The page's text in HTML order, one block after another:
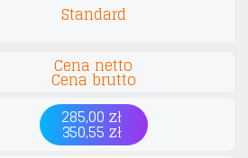
Standard
Cena netto
Cena brutto
285,00 zł
350,55 zł